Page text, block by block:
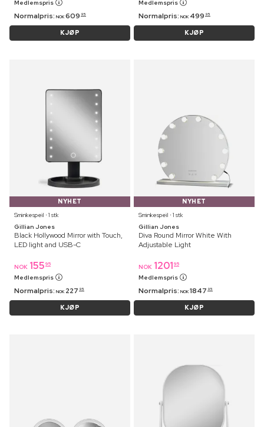
Medlemspris
Normalpris: NOK 609 95
KJØP
Medlemspris
Normalpris: NOK 499 95
KJØP
NYHET
Sminkespeil ⋅ 1 stk
Gillian Jones
Black Hollywood Mirror with Touch,
LED light and USB-C
NOK 155 95
Medlemspris
Normalpris: NOK 227 95
KJØP
NYHET
Sminkespeil ⋅ 1 stk
Gillian Jones
Diva Round Mirror White With
Adjustable Light
NOK 1201 95
Medlemspris
Normalpris: NOK 1847 95
KJØP